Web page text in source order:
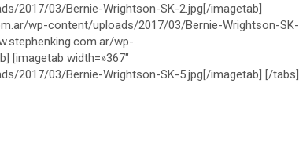
2017/03/Bernie-Wrightson-SK-2.jpg[/imagetab]
wp-content/uploads/2017/03/Bernie-Wrightson-SK-
wp-
[imagetab width=»367″
2017/03/Bernie-Wrightson-SK-5.jpg[/imagetab] [/tabs]